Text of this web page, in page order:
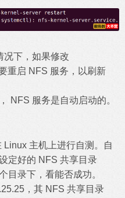
况下，如果修改
重启 NFS 服务，以刷新
NFS 服务是自动启动的。
Linux 主机上进行自测。自
定好的 NFS 共享目录
目录下，看能否成功。
，其 NFS 共享目录